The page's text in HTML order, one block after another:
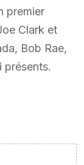
premier
Clark et
Bob Rae,
présents.